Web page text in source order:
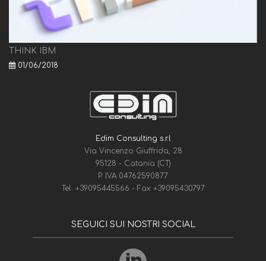
THINK IBM
01/06/2018
Edim Consulting s.r.l
Via Vincenzo Giuffrida, 28
95128 - Catania (CT)
P. IVA 04762590877
Tel. +39095445566 - Fax +39095430797
SEGUICI SUI NOSTRI SOCIAL